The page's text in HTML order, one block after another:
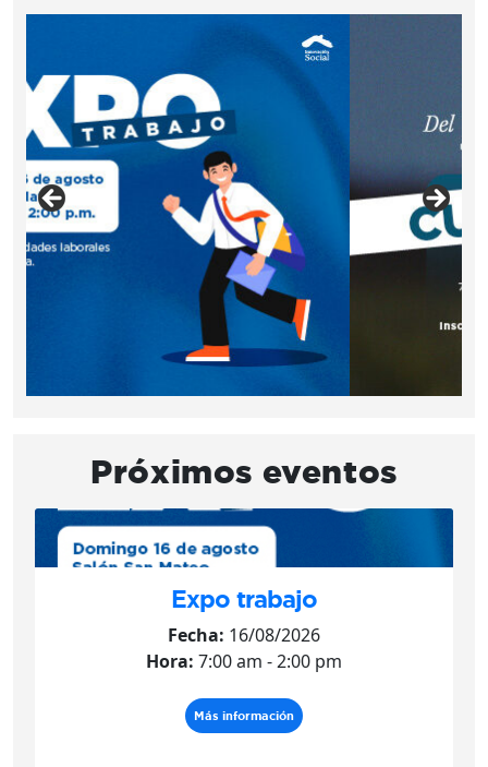
Próximos eventos
Expo trabajo
Fecha: 16/08/2026
Hora: 7:00 am - 2:00 pm
Más información